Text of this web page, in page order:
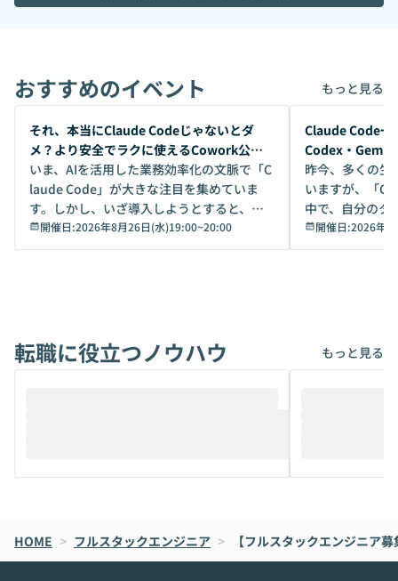
おすすめのイベント もっと見る
開催前
それ、本当にClaude Codeじゃないとダ
メ？より安全でラクに使えるCowork公開
デモ
いま、AIを活用した業務効率化の文脈で「C
laude Code」が大きな注目を集めていま
す。しかし、いざ導入しようとすると、セ
キュリティ面の懸念や権限管理のハードル
から、気軽に使えないケースも多いのでは
けでなく、想像以上の範囲まで自動化でき
ることは、まだあまり知られていません。
メルカリでの判断基準をもとに「なぜClau
oworkの基本的な機能をご紹介いただきま
す。 続く公開デモでは、実際にCoworkを
開催日:2026年8月26日(水)19:00~20:00
開催前
Claude Code一
Codex・
昨今、多くの生
いますが、「
中で、自分のタ
いいのか」を自
か？ 「なんとなく誰かが良いと言っていた
は、評判では
ているAIを選ぶこ
それぞれの本当
は、LLMのフル
ント構築の最前
開催日:2026年8
転職に役立つノウハウ もっと見る
HOME > フルスタックエンジニア > 【フルスタックエンジニア